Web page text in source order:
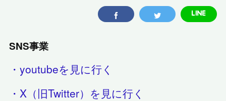
SNS事業
・youtubeを見に行く
・X（旧Twitter）を見に行く